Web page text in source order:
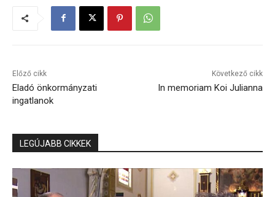
Előző cikk
Eladó önkormányzati
ingatlanok
Következő cikk
In memoriam Koi Julianna
LEGÚJABB CIKKEK